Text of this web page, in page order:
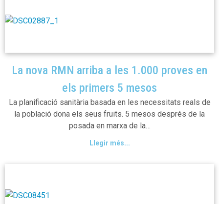
La nova RMN arriba a les 1.000 proves en
els primers 5 mesos
La planificació sanitària basada en les necessitats reals de
la població dona els seus fruits. 5 mesos després de la
posada en marxa de la…
Llegir més...